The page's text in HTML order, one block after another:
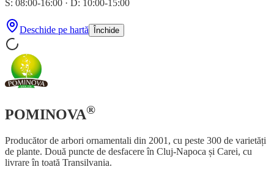
S: 08:00-16:00 · D: 10:00-15:00
Deschide pe hartă Închide
POMINOVA®
Producător de arbori ornamentali din 2001, cu peste 300 de varietăți
de plante. Două puncte de desfacere în Cluj-Napoca și Carei, cu
livrare în toată Transilvania.